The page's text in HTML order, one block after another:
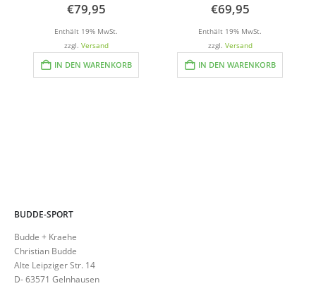
€79,95
Enthält 19% MwSt.
zzgl. Versand
IN DEN WARENKORB
€69,95
Enthält 19% MwSt.
zzgl. Versand
IN DEN WARENKORB
BUDDE-SPORT
Budde + Kraehe
Christian Budde
Alte Leipziger Str. 14
D- 63571 Gelnhausen